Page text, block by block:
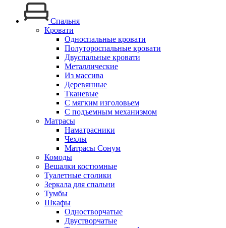
Спальня
Кровати
Односпальные кровати
Полутороспальные кровати
Двуспальные кровати
Металлические
Из массива
Деревянные
Тканевые
С мягким изголовьем
С подъемным механизмом
Матрасы
Наматрасники
Чехлы
Матрасы Сонум
Комоды
Вешалки костюмные
Туалетные столики
Зеркала для спальни
Тумбы
Шкафы
Одностворчатые
Двустворчатые